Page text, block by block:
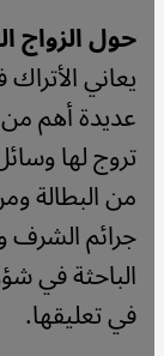
حول الزواج
يعاني
عديدة أهم
تروج لها
من البطالة
جرائم الشرف
الباحثة في
في تعليقها.